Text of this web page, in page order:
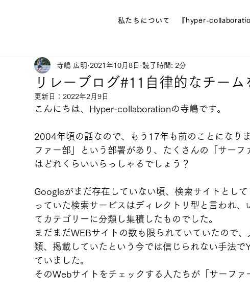
私たちについて 『hyper-
リレーブログ#11自律的なチー
寺嶋 広明 2021年10月8日 読了時間: 2分
更新日： 2022年2月9日
こんにちは、Hyper-collaborationの寺嶋です。
2004年頃の話なので、もう17年も前のことになり
ファー部」という部署があり、たくさんの「サー
はどれくらいいらっしゃるでしょう？
Googleがまだ存在していない頃、検索サイトとし
っていた検索サービスはディレクトリ型と言われ
てカテゴリーに分類し集積したものでした。
まだまだWEBサイトの数も限られていていたので
類、掲載していたという今では信じられない手法
ていました。
そのWebサイトをチェックする人たちが「サーファ